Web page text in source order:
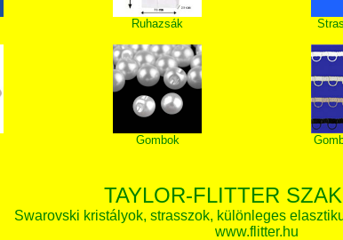
Ruhazsák
Gombok
TAYLOR-FLITTER
Swarovski kristályok, strasszok, különleges
www.flitter.hu